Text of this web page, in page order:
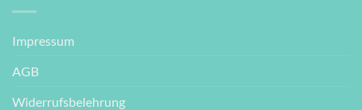
Impressum
AGB
Widerrufsbelehrung